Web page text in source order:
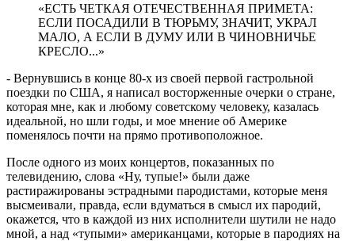
«ЕСТЬ ЧЕТКАЯ ОТЕЧЕСТВЕННАЯ ПРИМЕТА:
ЕСЛИ ПОСАДИЛИ В ТЮРЬМУ, ЗНАЧИТ, УКРАЛ
МАЛО, А ЕСЛИ В ДУМУ ИЛИ В ЧИНОВНИЧЬЕ
КРЕСЛО...»
- Вернувшись в конце 80-х из своей первой гастрольной
поездки по США, я написал восторженные очерки о стране,
которая мне, как и любому советскому человеку, казалась
идеальной, но шли годы, и мое мнение об Америке
поменялось почти на прямо противоположное.
После одного из моих концертов, показанных по
телевидению, слова «Ну, тупые!» были даже
растиражированы эстрадными пародистами, которые меня
высмеивали, правда, если вдуматься в смысл их пародий,
окажется, что в каждой из них исполнители шутили не надо
мной, а над «тупыми» американцами, которые в пародиях на